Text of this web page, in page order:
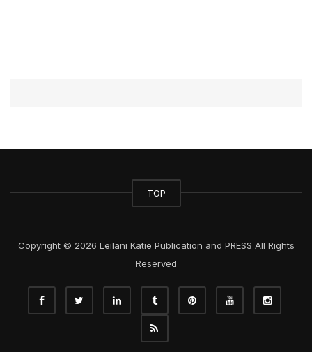
TOP
Copyright © 2026 Leilani Katie Publication and PRESS All Rights
Reserved